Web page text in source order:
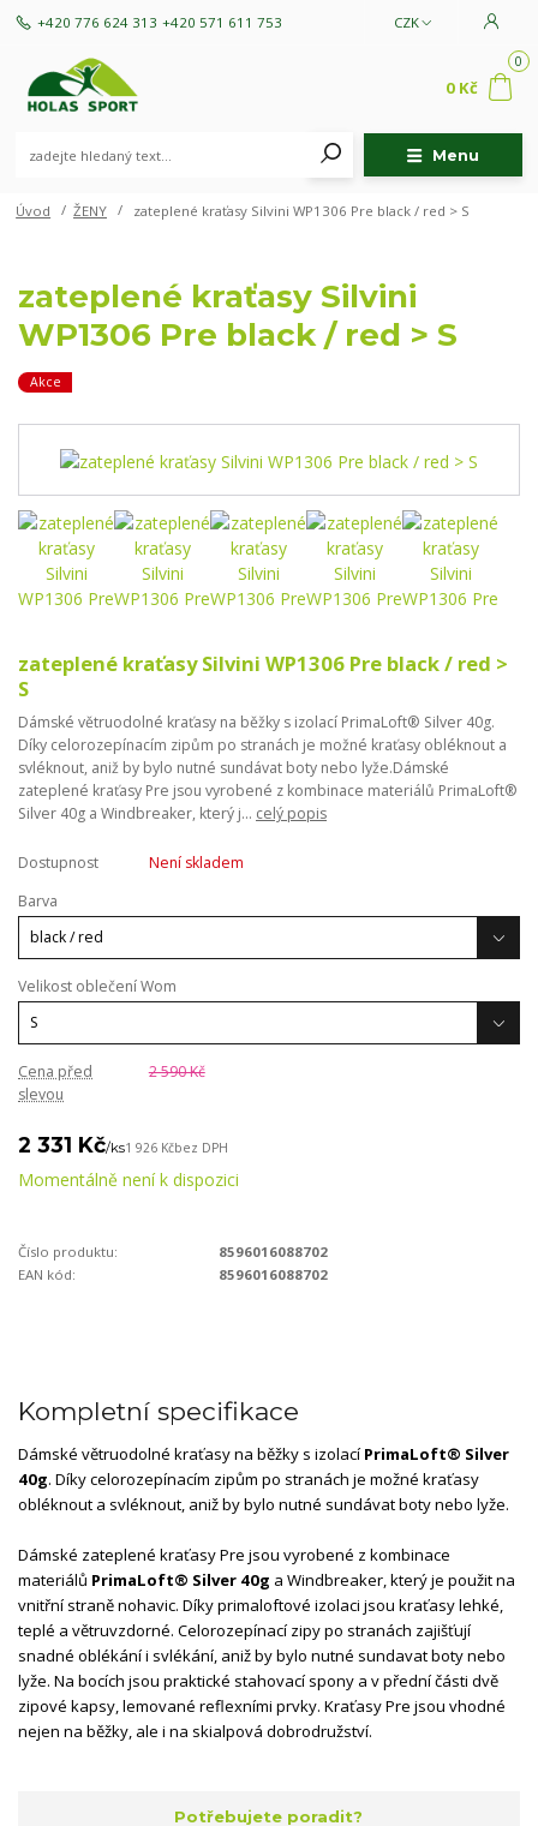
Menu
CZK
+420 776 624 313 +420 571 611 753
0
0 Kč
Úvod ŽENY zateplené kraťasy Silvini WP1306 Pre black / red > S
zateplené kraťasy Silvini
WP1306 Pre black / red > S
Akce
zateplené kraťasy Silvini WP1306 Pre black / red >
S
Dámské větruodolné kraťasy na běžky s izolací PrimaLoft® Silver 40g.
Díky celorozepínacím zipům po stranách je možné kraťasy obléknout a
svléknout, aniž by bylo nutné sundávat boty nebo lyže.Dámské
zateplené kraťasy Pre jsou vyrobené z kombinace materiálů PrimaLoft®
Silver 40g a Windbreaker, který j... celý popis
Dostupnost
Není skladem
Barva
Velikost oblečení Wom
Cena před
slevou
2 590 Kč
2 331 Kč/ks1 926 Kčbez DPH
Momentálně není k dispozici
Číslo produktu:
8596016088702
EAN kód:
8596016088702
Kompletní specifikace
Dámské větruodolné kraťasy na běžky s izolací PrimaLoft® Silver
40g. Díky celorozepínacím zipům po stranách je možné kraťasy
obléknout a svléknout, aniž by bylo nutné sundávat boty nebo lyže.
Dámské zateplené kraťasy Pre jsou vyrobené z kombinace
materiálů PrimaLoft® Silver 40g a Windbreaker, který je použit na
vnitřní straně nohavic. Díky primaloftové izolaci jsou kraťasy lehké,
teplé a větruvzdorné. Celorozepínací zipy po stranách zajišťují
snadné oblékání i svlékání, aniž by bylo nutné sundavat boty nebo
lyže. Na bocích jsou praktické stahovací spony a v přední části dvě
zipové kapsy, lemované reflexními prvky. Kraťasy Pre jsou vhodné
nejen na běžky, ale i na skialpová dobrodružství.
Potřebujete poradit?